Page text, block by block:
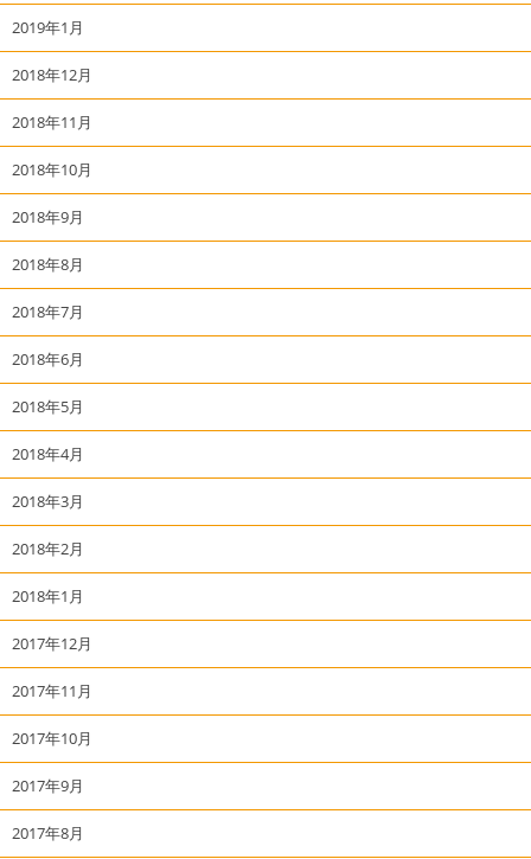
2019年1月
2018年12月
2018年11月
2018年10月
2018年9月
2018年8月
2018年7月
2018年6月
2018年5月
2018年4月
2018年3月
2018年2月
2018年1月
2017年12月
2017年11月
2017年10月
2017年9月
2017年8月